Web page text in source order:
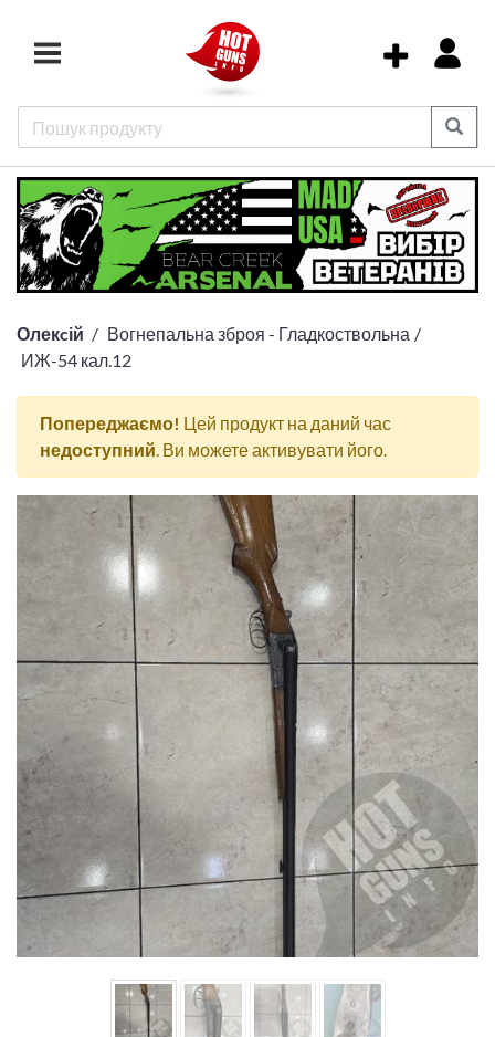
Олекcій
Вогнепальна зброя - Гладкоствольна
ИЖ-54 кал.12
Попереджаємо! Цей продукт на даний час
недоступний. Ви можете активувати його.